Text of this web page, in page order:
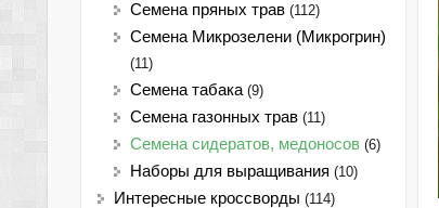
Семена пряных трав (112)
Семена Микрозелени (Микрогрин)
(11)
Семена табака (9)
Семена газонных трав (11)
Семена сидератов, медоносов (6)
Наборы для выращивания (10)
Интересные кроссворды (114)